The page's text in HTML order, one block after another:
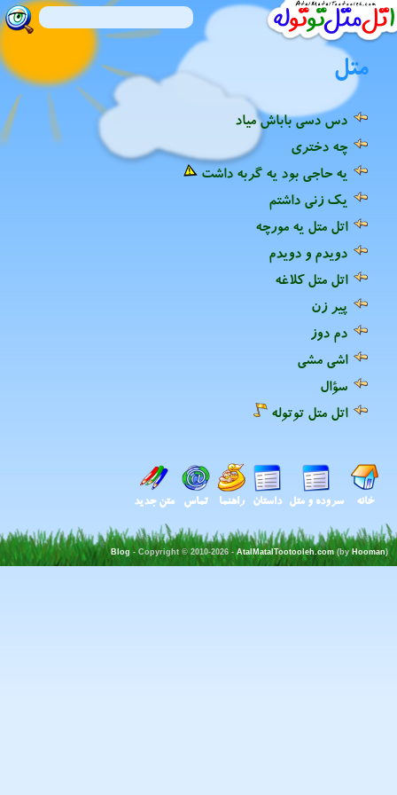
متل
دس دسی باباش میاد
چه دختری
یه حاجی بود یه گربه داشت
یک زنی داشتم
اتل متل یه مورچه
دویدم و دویدم
اتل متل کلاغه
پیر زن
دم دوز
اشی مشی
سؤال
اتل متل توتوله
خانه سروده و متل داستان راهنما تماس متن جدید
Blog - Copyright © 2010-2026 -AtalMatalTootooleh.com (by Hooman)